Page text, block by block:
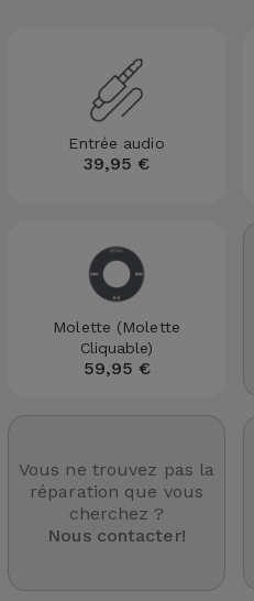
Entrée audio
39,95 €
Molette (Molette
Cliquable)
59,95 €
Vous ne trouvez pas la
réparation que vous
cherchez ?
Nous contacter!